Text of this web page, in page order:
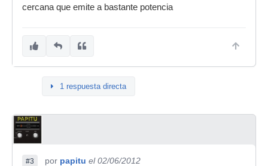
cercana que emite a bastante potencia
1 respuesta directa
#3 por papitu el 02/06/2012